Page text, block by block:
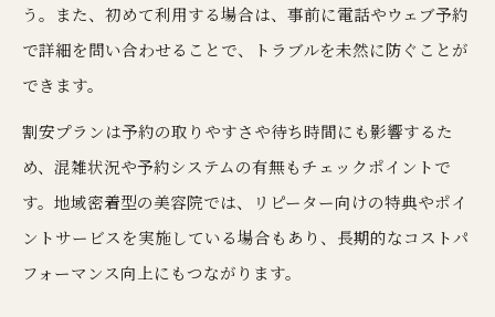
う。また、初めて利用する場合は、事前に電話やウェブ予約
で詳細を問い合わせることで、トラブルを未然に防ぐことが
できます。
割安プランは予約の取りやすさや待ち時間にも影響するた
め、混雑状況や予約システムの有無もチェックポイントで
す。地域密着型の美容院では、リピーター向けの特典やポイ
ントサービスを実施している場合もあり、長期的なコストパ
フォーマンス向上にもつながります。